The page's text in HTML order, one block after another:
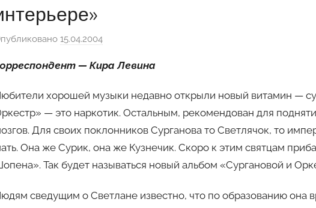
15.04.2004
т
р
о
м
Ф
а
н
— Кира Левина
хорошей музыки недавно открыли новый витамин —
— это наркотик. Остальным, рекомендован для
Для своих поклонников Сурганова то Светлячок, то
Она же Сурик, она же Кузнечик. Скоро к этим святцам
Так будет называться новый альбом «Сургановой и
сведущим о Светлане известно, что по образованию она